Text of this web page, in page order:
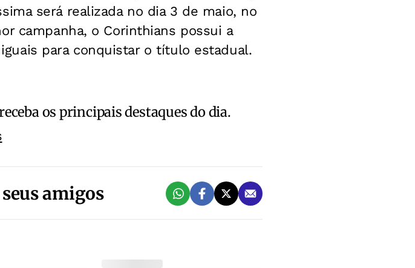
será realizada no dia 3 de maio, no
campanha, o Corinthians possui a
para conquistar o título estadual.
os principais destaques do dia.
amigos